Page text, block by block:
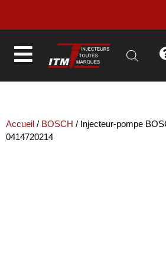
LIVRAISON EN MOINS DE 48H
Accueil / BOSCH / Injecteur-pompe
0414720214